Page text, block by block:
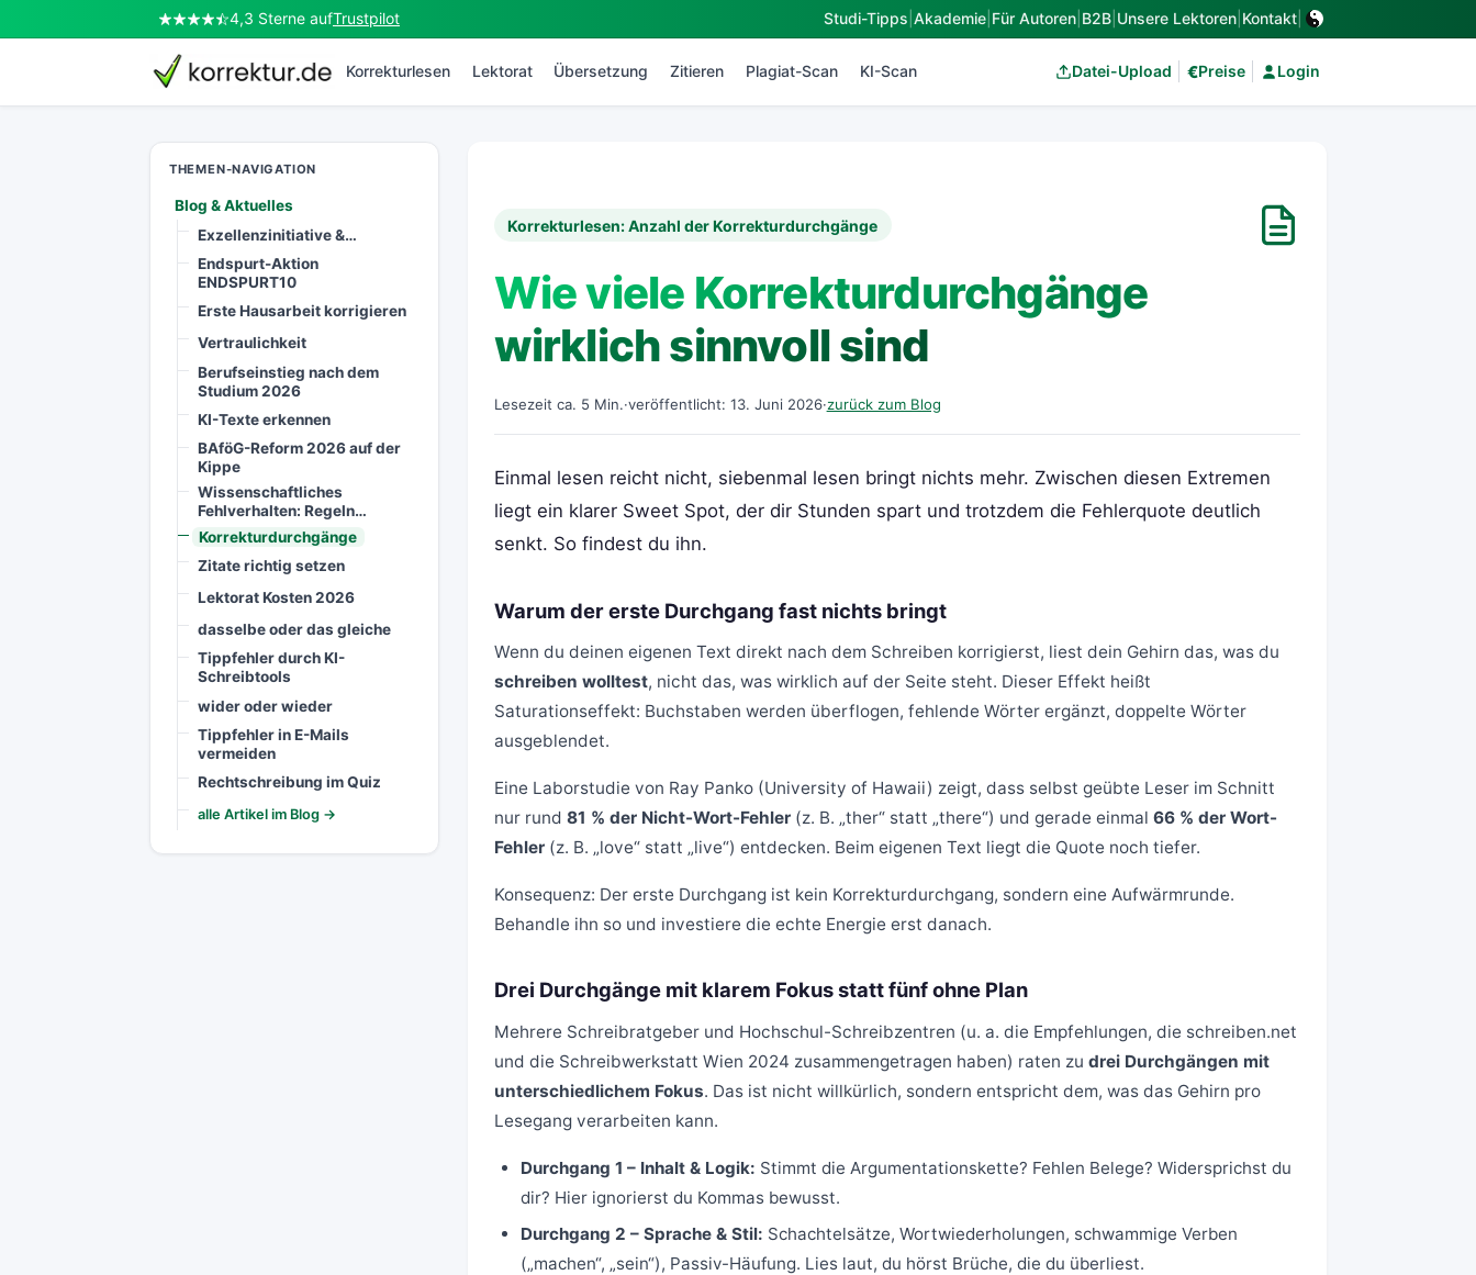
4,3 Sterne aufTrustpilot Studi-Tipps Akademie Für Autoren B2B Unsere Lektoren Kontakt
korrektur.de Korrekturlesen Lektorat Übersetzung Zitieren Plagiat-Scan KI-Scan Datei-Upload €Preise Login
THEMEN-NAVIGATION
Blog & Aktuelles
Exzellenzinitiative &…
Endspurt-Aktion
ENDSPURT10
Erste Hausarbeit korrigieren
Vertraulichkeit
Berufseinstieg nach dem
Studium 2026
KI-Texte erkennen
BAföG-Reform 2026 auf der
Kippe
Wissenschaftliches
Fehlverhalten: Regeln…
Korrekturdurchgänge
Zitate richtig setzen
Lektorat Kosten 2026
dasselbe oder das gleiche
Tippfehler durch KI-
Schreibtools
wider oder wieder
Tippfehler in E-Mails
vermeiden
Rechtschreibung im Quiz
alle Artikel im Blog →
Korrekturlesen: Anzahl der Korrekturdurchgänge
Wie viele Korrekturdurchgänge
wirklich sinnvoll sind
Lesezeit ca. 5 Min.·veröffentlicht: 13. Juni 2026·zurück zum Blog
Einmal lesen reicht nicht, siebenmal lesen bringt nichts mehr. Zwischen diesen Extremen
liegt ein klarer Sweet Spot, der dir Stunden spart und trotzdem die Fehlerquote deutlich
senkt. So findest du ihn.
Warum der erste Durchgang fast nichts bringt
Wenn du deinen eigenen Text direkt nach dem Schreiben korrigierst, liest dein Gehirn das, was du
schreiben wolltest, nicht das, was wirklich auf der Seite steht. Dieser Effekt heißt
Saturationseffekt: Buchstaben werden überflogen, fehlende Wörter ergänzt, doppelte Wörter
ausgeblendet.
Eine Laborstudie von Ray Panko (University of Hawaii) zeigt, dass selbst geübte Leser im Schnitt
nur rund 81 % der Nicht-Wort-Fehler(z. B. „ther“ statt „there“) und gerade einmal 66 % der Wort-
Fehler(z. B. „love“ statt „live“) entdecken. Beim eigenen Text liegt die Quote noch tiefer.
Konsequenz: Der erste Durchgang ist kein Korrekturdurchgang, sondern eine Aufwärmrunde.
Behandle ihn so und investiere die echte Energie erst danach.
Drei Durchgänge mit klarem Fokus statt fünf ohne Plan
Mehrere Schreibratgeber und Hochschul-Schreibzentren (u. a. die Empfehlungen, die schreiben.net
und die Schreibwerkstatt Wien 2024 zusammengetragen haben) raten zu drei Durchgängen mit
unterschiedlichem Fokus. Das ist nicht willkürlich, sondern entspricht dem, was das Gehirn pro
Lesegang verarbeiten kann.
Durchgang 1 – Inhalt & Logik: Stimmt die Argumentationskette? Fehlen Belege? Widersprichst du
dir? Hier ignorierst du Kommas bewusst.
Durchgang 2 – Sprache & Stil: Schachtelsätze, Wortwiederholungen, schwammige Verben
(„machen“, „sein“), Passiv-Häufung. Lies laut, du hörst Brüche, die du überliest.